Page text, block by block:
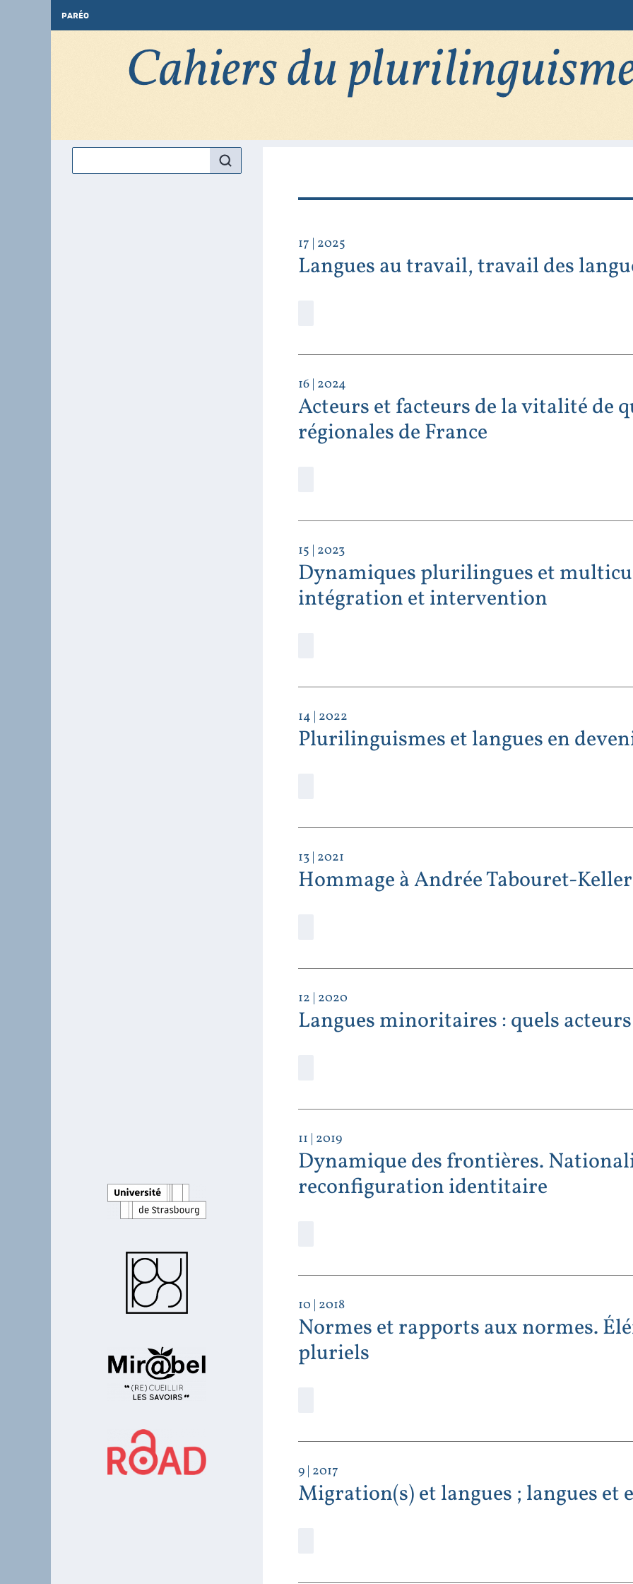
PARÉO
17 | 2025
Langues au travail, travail des
16 | 2024
Acteurs et facteurs de la vitalité de
régionales de France
15 | 2023
Dynamiques plurilingues et
intégration et intervention
14 | 2022
Plurilinguismes et langues en
13 | 2021
Hommage à Andrée Tabouret-Keller
12 | 2020
Langues minoritaires : quels
11 | 2019
Dynamique des frontières.
reconfiguration identitaire
10 | 2018
Normes et rapports aux normes.
pluriels
9 | 2017
Migration(s) et langues ; langues et